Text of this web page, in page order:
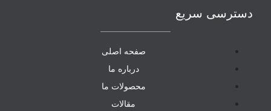
دسترسی سریع
صفحه اصلی
درباره ما
محصولات ما
مقالات